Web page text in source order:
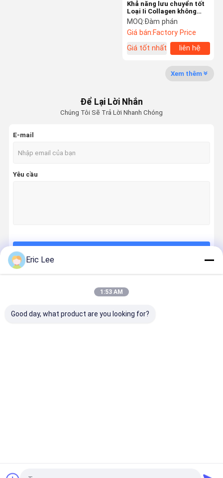
Khả năng lưu chuyển tốt
Loại Ii Collagen không
bão hòa thích hợp cho
việc làm đầy viên nang và
nén viên nén
MOQ:Đàm phán
Giá bán:Factory Price
Giá tốt nhất
liên hệ
Xem thêm
Để Lại Lời Nhắn
Chúng Tôi Sẽ Trả Lời Nhanh Chóng
E-mail
Yêu cầu
Danh Mục Của Chúng Tôi
Eric Lee
1:53 AM
Good day, what product are you looking for?